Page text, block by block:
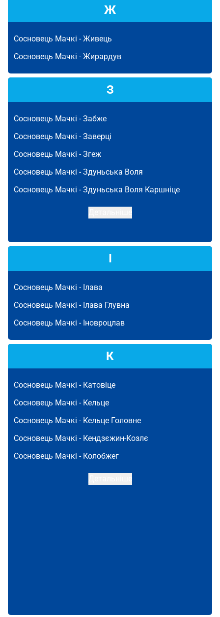
Ж
Сосновець Мачкі -Живець
Сосновець Мачкі -Жирардув
З
Сосновець Мачкі -Забже
Сосновець Мачкі -Заверці
Сосновець Мачкі -Згеж
Сосновець Мачкі -Здуньська Воля
Сосновець Мачкі -Здуньська Воля Каршніце
І
Сосновець Мачкі - Ілава
Сосновець Мачкі - Ілава Глувна
Сосновець Мачкі - Іновроцлав
К
Сосновець Мачкі - Катовіце
Сосновець Мачкі - Кельце
Сосновець Мачкі - Кельце Головне
Сосновець Мачкі - Кендзєжин-Козлє
Сосновець Мачкі - Колобжег